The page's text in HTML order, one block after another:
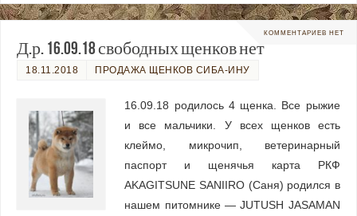
КОММЕНТАРИЕВ НЕТ
Д.р. 16.09.18 свободных щенков нет
18.11.2018 ПРОДАЖА ЩЕНКОВ СИБА-ИНУ
16.09.18 родилось 4 щенка. Все рыжие
и все мальчики. У всех щенков есть
клеймо, микрочип, ветеринарный
паспорт и щенячья карта РКФ
AKAGITSUNE SANIIRO (Саня) родился в
нашем питомнике — JUTUSH JASAMAN